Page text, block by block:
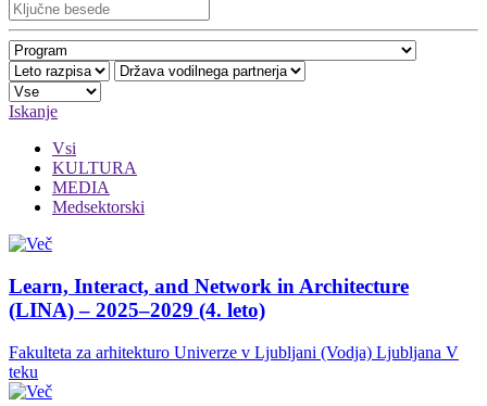
Iskanje
Vsi
KULTURA
MEDIA
Medsektorski
Learn, Interact, and Network in Architecture
(LINA) – 2025–2029 (4. leto)
Fakulteta za arhitekturo Univerze v Ljubljani (Vodja) Ljubljana V
teku